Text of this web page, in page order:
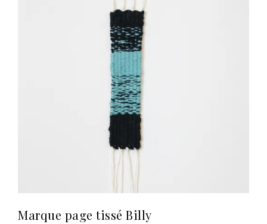
Marque page tissé Billy